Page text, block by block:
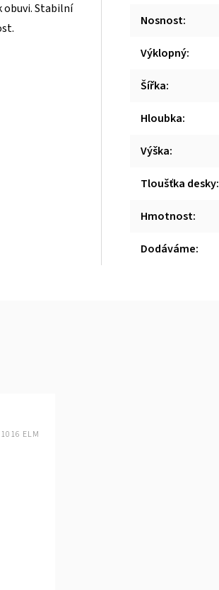
obuvi. Stabilní
Nosnost:
Výklopný:
Šířka:
Hloubka:
Výška:
Tloušťka desky:
Hmotnost:
Dodáváme:
ELM